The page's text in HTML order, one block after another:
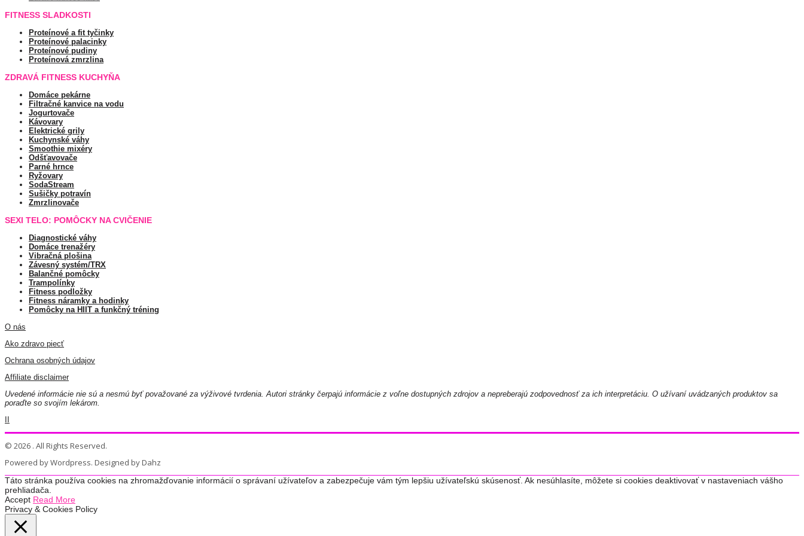
FITNESS SLADKOSTI
Proteínové a fit tyčinky
Proteínové palacinky
Proteínové pudiny
Proteínová zmrzlina
ZDRAVÁ FITNESS KUCHYŇA
Domáce pekárne
Filtračné kanvice na vodu
Jogurtovače
Kávovary
Elektrické grily
Kuchynské váhy
Smoothie mixéry
Odšťavovače
Parné hrnce
Ryžovary
SodaStream
Sušičky potravín
Zmrzlinovače
SEXI TELO: POMÔCKY NA CVIČENIE
Diagnostické váhy
Domáce trenažéry
Vibračná plošina
Závesný systém/TRX
Balančné pomôcky
Trampolínky
Fitness podložky
Fitness náramky a hodinky
Pomôcky na HIIT a funkčný tréning
O nás
Ako zdravo piecť
Ochrana osobných údajov
Affiliate disclaimer
Uvedené informácie nie sú a nesmú byť považované za výživové tvrdenia. Autori stránky čerpajú informácie z voľne dostupných zdrojov a nepreberajú zodpovednosť za ich interpretáciu. O užívaní uvádzaných produktov sa
poraďte so svojím lekárom.
© 2026 . All Rights Reserved.
Powered by Wordpress. Designed by Dahz
Táto stránka používa cookies na zhromažďovanie informácií o správaní užívateľov a zabezpečuje vám tým lepšiu užívateľskú skúsenosť. Ak nesúhlasíte, môžete si cookies deaktivovať v nastaveniach vášho
prehliadača.
Accept Read More
Privacy & Cookies Policy